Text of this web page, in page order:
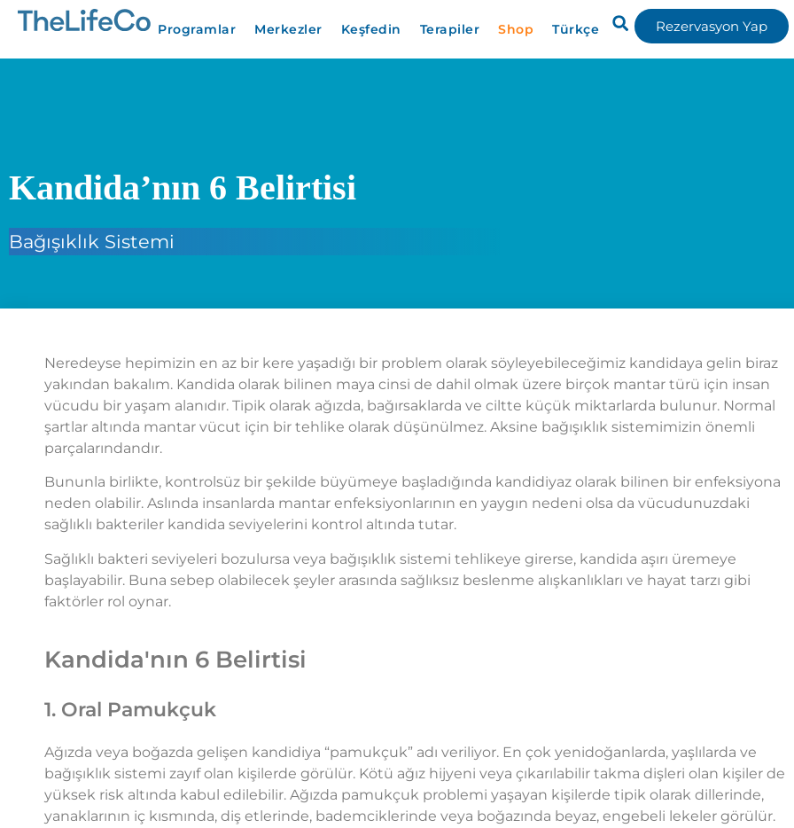
Programlar Merkezler Keşfedin Terapiler Shop Türkçe Rezervasyon Yap
Kandida’nın 6 Belirtisi
Bağışıklık Sistemi
Neredeyse hepimizin en az bir kere yaşadığı bir problem olarak söyleyebileceğimiz kandidaya gelin biraz
yakından bakalım. Kandida olarak bilinen maya cinsi de dahil olmak üzere birçok mantar türü için insan
vücudu bir yaşam alanıdır. Tipik olarak ağızda, bağırsaklarda ve ciltte küçük miktarlarda bulunur. Normal
şartlar altında mantar vücut için bir tehlike olarak düşünülmez. Aksine bağışıklık sistemimizin önemli
parçalarındandır.
Bununla birlikte, kontrolsüz bir şekilde büyümeye başladığında kandidiyaz olarak bilinen bir enfeksiyona
neden olabilir. Aslında insanlarda mantar enfeksiyonlarının en yaygın nedeni olsa da vücudunuzdaki
sağlıklı bakteriler kandida seviyelerini kontrol altında tutar.
Sağlıklı bakteri seviyeleri bozulursa veya bağışıklık sistemi tehlikeye girerse, kandida aşırı üremeye
başlayabilir. Buna sebep olabilecek şeyler arasında sağlıksız beslenme alışkanlıkları ve hayat tarzı gibi
faktörler rol oynar.
Kandida'nın 6 Belirtisi
1. Oral Pamukçuk
Ağızda veya boğazda gelişen kandidiya “pamukçuk” adı veriliyor. En çok yenidoğanlarda, yaşlılarda ve
bağışıklık sistemi zayıf olan kişilerde görülür. Kötü ağız hijyeni veya çıkarılabilir takma dişleri olan kişiler de
yüksek risk altında kabul edilebilir. Ağızda pamukçuk problemi yaşayan kişilerde tipik olarak dillerinde,
yanaklarının iç kısmında, diş etlerinde, bademciklerinde veya boğazında beyaz, engebeli lekeler görülür.